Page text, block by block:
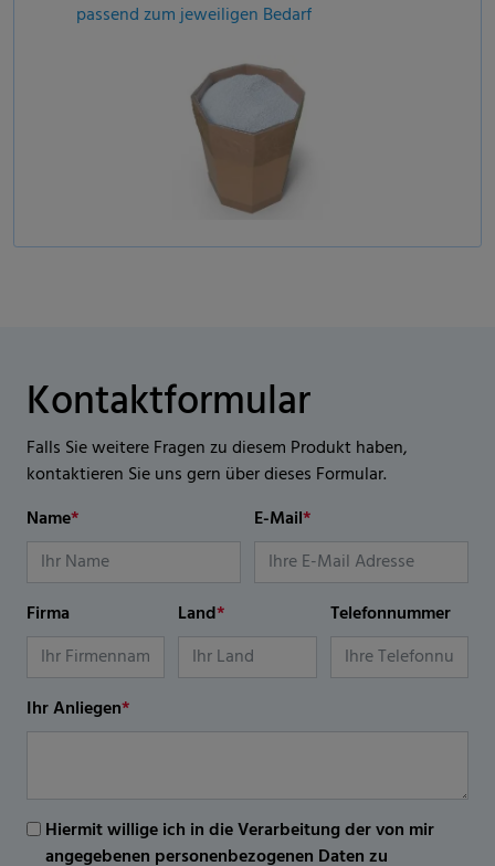
passend zum jeweiligen Bedarf
Kontaktformular
Falls Sie weitere Fragen zu diesem Produkt haben,
kontaktieren Sie uns gern über dieses Formular.
Name* E-Mail*
Firma Land* Telefonnummer
Ihr Anliegen*
Hiermit willige ich in die Verarbeitung der von mir
angegebenen personenbezogenen Daten zu